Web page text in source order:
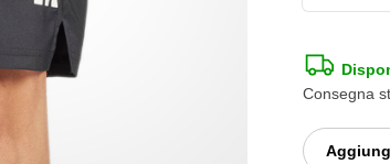
Consegna